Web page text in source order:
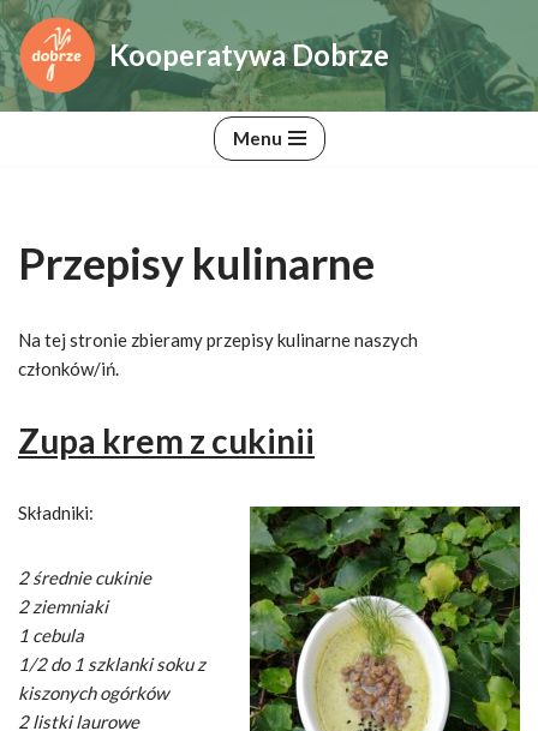
Przejdź
do
Kooperatywa Dobrze
Menu
Przepisy kulinarne
Na tej stronie zbieramy przepisy kulinarne naszych
członków/iń.
Zupa krem z cukinii
Składniki:
2 średnie cukinie
2 ziemniaki
1 cebula
1/2 do 1 szklanki soku z
kiszonych ogórków
2 listki laurowe